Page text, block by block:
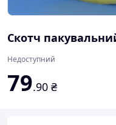
Скотч
Недоступний
79.90 ₴